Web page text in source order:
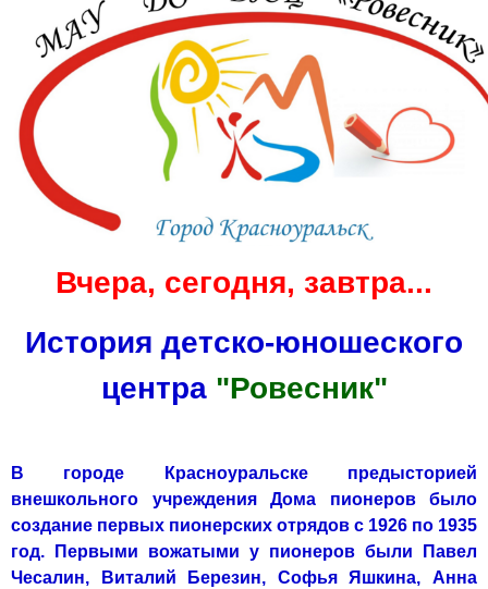
Вчера, сегодня, завтра...
История детско-юношеского
центра "Ровесник"
В городе Красноуральске предысторией
внешкольного учреждения Дома пионеров было
создание первых пионерских отрядов с 1926 по 1935
год. Первыми вожатыми у пионеров были Павел
Чесалин, Вита­лий Березин, Софья Яшкина, Анна